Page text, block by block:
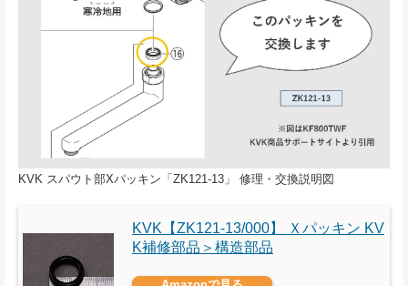
KVK スパウト部Xパッキン「ZK121-13」 修理・交換説明図
KVK【ZK121-13/000】 Ｘパッキン KV
K補修部品＞構造部品